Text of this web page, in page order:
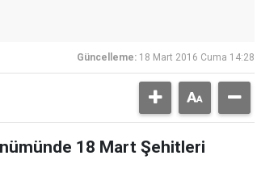
Güncelleme: 18 Mart 2016 Cuma 14:28
18 Mart Şehitleri